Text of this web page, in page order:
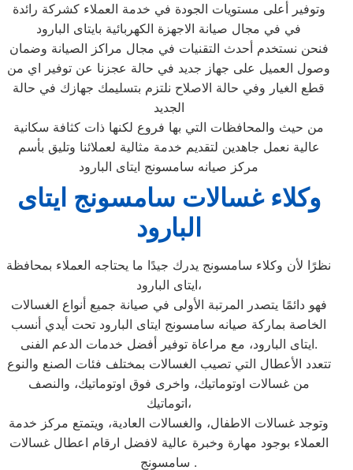
وتوفير أعلى مستويات الجودة في خدمة العملاء كشركة رائدة
في في مجال صيانة الاجهزة الكهربائية بايتاى البارود
فنحن نستخدم أحدث التقنيات في مجال مراكز الصيانة وضمان
وصول العميل على جهاز جديد في حالة عجزنا عن توفير اي من
قطع الغيار وفي حالة الاصلاح نلتزم بتسليمك جهازك في حالة
الجديد
من حيث والمحافظات التي بها فروع لكنها ذات كثافة سكانية
عالية نعمل جاهدين لتقديم خدمة مثالية لعملائنا وتليق بأسم
مركز صيانه سامسونج ايتاى البارود
وكلاء غسالات سامسونج ايتاى
البارود
نظرًا لأن وكلاء سامسونج يدرك جيدًا ما يحتاجه العملاء بمحافظة
ايتاى البارود،
فهو دائمًا يتصدر المرتبة الأولى في صيانة جميع أنواع الغسالات
الخاصة بماركة صيانه سامسونج ايتاى البارود تحت أيدي أنسب
ايتاى البارود، مع مراعاة توفير أفضل خدمات الدعم الفنى.
تتعدد الأعطال التي تصيب الغسالات بمختلف فئات الصنع والنوع
من غسالات اوتوماتيك، واخرى فوق اوتوماتيك، والنصف
اتوماتيك،
وتوجد غسالات الاطفال، والغسالات العادية، ويتمتع مركز خدمة
العملاء بوجود مهارة وخبرة عالية لافضل ارقام اعطال غسالات
سامسونج .